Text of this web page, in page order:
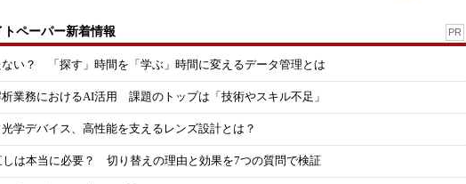
ペーパー新着情報 PR
い？ 「探す」時間を「学ぶ」時間に変えるデータ管理とは
業務におけるAI活用 課題のトップは「技術やスキル不足」
学デバイス、高性能を支えるレンズ設計とは？
しは本当に必要？ 切り替えの理由と効果を7つの質問で検証